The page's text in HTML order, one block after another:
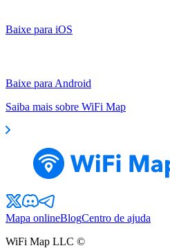
Baixe para iOS
Baixe para Android
Saiba mais sobre WiFi Map
Mapa onlineBlogCentro de ajuda
WiFi Map LLC ©